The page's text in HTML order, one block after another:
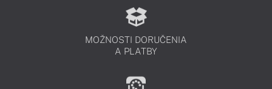
MOŽNOSTI DORUČENIA
A PLATBY